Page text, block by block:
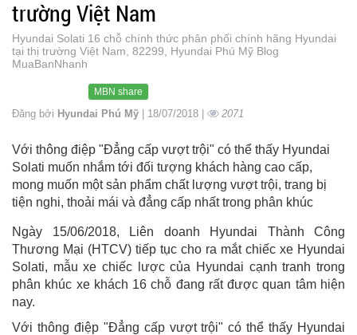
trường Việt Nam
Hyundai Solati 16 chỗ chính thức phân phối chính hãng Hyundai
tại thị trường Việt Nam, 82299, Hyundai Phú Mỹ Blog
MuaBanNhanh
MBN share
Đăng bởi Hyundai Phú Mỹ | 18/07/2018 | 2071
Với thông điệp "Đẳng cấp vượt trội" có thể thấy Hyundai
Solati muốn nhắm tới đối tượng khách hàng cao cấp,
mong muốn một sản phẩm chất lượng vượt trội, trang bị
tiện nghi, thoải mái và đẳng cấp nhất trong phân khúc
Ngày 15/06/2018, Liên doanh Hyundai Thành Công
Thương Mại (HTCV) tiếp tục cho ra mắt chiếc xe Hyundai
Solati, mẫu xe chiếc lược của Hyundai cạnh tranh trong
phân khúc xe khách 16 chỗ đang rất được quan tâm hiện
nay.
Với thông điệp "Đẳng cấp vượt trội" có thể thấy Hyundai